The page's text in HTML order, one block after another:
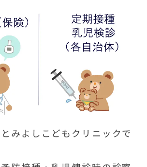
みよしこどもクリニックで